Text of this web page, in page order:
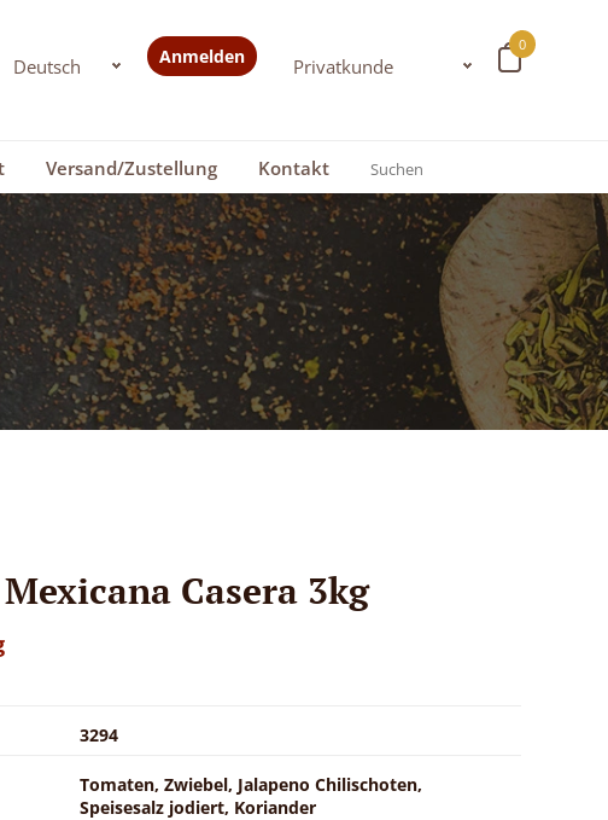
0
Anmelden
Versand/Zustellung Kontakt
Casera 3kg
3294
Tomaten, Zwiebel, Jalapeno Chilischoten,
Speisesalz jodiert, Koriander